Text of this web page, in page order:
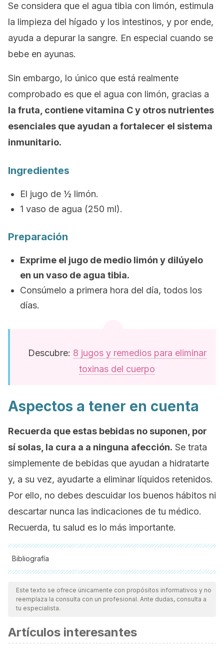
Se considera que el agua tibia con limón, estimula
la limpieza del hígado y los intestinos, y por ende,
ayuda a depurar la sangre. En especial cuando se
bebe en ayunas.
Sin embargo, lo único que está realmente
comprobado es que el agua con limón, gracias a
la fruta, contiene vitamina C y otros nutrientes
esenciales que ayudan a fortalecer el sistema
inmunitario.
Ingredientes
El jugo de ½ limón.
1 vaso de agua (250 ml).
Preparación
Exprime el jugo de medio limón y dilúyelo
en un vaso de agua tibia.
Consúmelo a primera hora del día, todos los
días.
Descubre: 8 jugos y remedios para eliminar
toxinas del cuerpo
Aspectos a tener en cuenta
Recuerda que estas bebidas no suponen, por
sí solas, la cura a a ninguna afección. Se trata
simplemente de bebidas que ayudan a hidratarte
y, a su vez, ayudarte a eliminar líquidos retenidos.
Por ello, no debes descuidar los buenos hábitos ni
descartar nunca las indicaciones de tu médico.
Recuerda, tu salud es lo más importante.
Bibliografía
Todas las fuentes citadas fueron revisadas a profundidad por
nuestro equipo, para asegurar su calidad, confiabilidad,
vigencia y validez.La bibliografía de este artículo fue
científica.
León Jara, V. (2014).Estudio bibliográfico de la fitoterapia
Este texto se ofrece únicamente con propósitos informativos y no
reemplaza la consulta con un profesional. Ante dudas, consulta a
tu especialista.
Artículos interesantes